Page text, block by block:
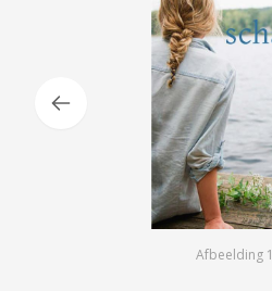
Afbeelding 1